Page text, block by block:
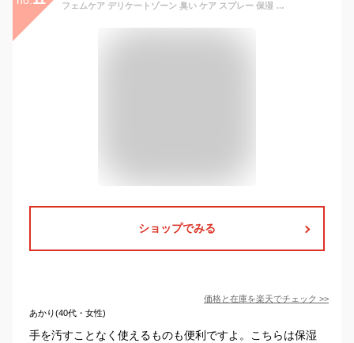
フェムケア デリケートゾーン 臭い ケア スプレー 保湿 対策 不快感 ケア ムレ さらさら べたつかない 低刺激 ミスト 化粧水 160ml ドクターズコスメ ワフテックバイオ
ショップでみる
価格と在庫を楽天でチェック >>
あかり(40代・女性)
手を汚すことなく使えるものも便利ですよ。こちらは保湿